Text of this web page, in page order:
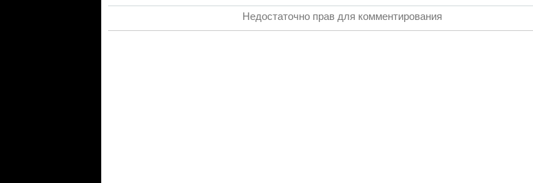
Недостаточно прав для комментирования